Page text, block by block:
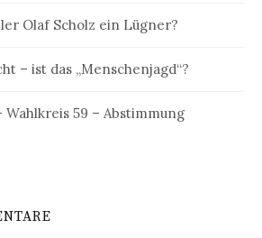
Olaf Scholz ein Lügner?
– ist das „Menschenjagd“?
59 – Abstimmung